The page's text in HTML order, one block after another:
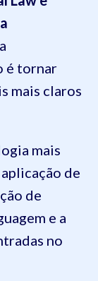
é tornar
mais claros
mais
de
de
e a
no